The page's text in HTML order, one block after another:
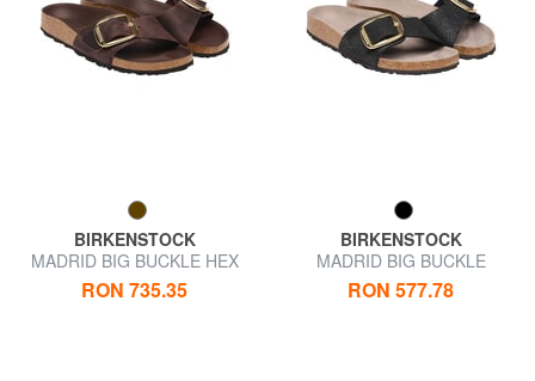
BIRKENSTOCK
MADRID BIG BUCKLE HEX
Sandale din piele
RON 735.35
BIRKENSTOCK
MADRID BIG BUCKLE
Sandale cu o singură baretă
RON 577.78